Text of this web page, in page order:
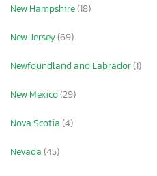
New Hampshire(18)
New Jersey(69)
Newfoundland and Labrador(1)
New Mexico(29)
Nova Scotia(4)
Nevada(45)
×